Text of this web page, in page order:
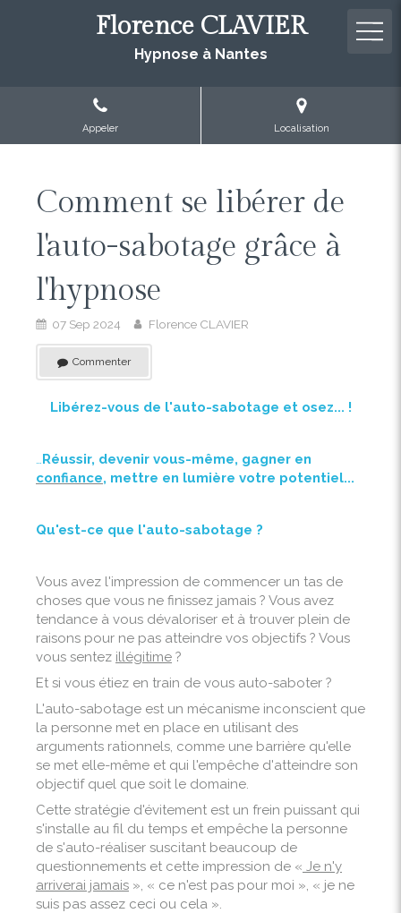
Florence CLAVIER
Hypnose à Nantes
Appeler Localisation
Comment se libérer de
l'auto-sabotage grâce à
l'hypnose
07 Sep 2024 Florence CLAVIER
Commenter
Libérez-vous de l'auto-sabotage et osez... !
…Réussir, devenir vous-même, gagner en
confiance, mettre en lumière votre potentiel...
Qu'est-ce que l'auto-sabotage ?
Vous avez l'impression de commencer un tas de
choses que vous ne finissez jamais ? Vous avez
tendance à vous dévaloriser et à trouver plein de
raisons pour ne pas atteindre vos objectifs ? Vous
vous sentez illégitime ?
Et si vous étiez en train de vous auto-saboter ?
L'auto-sabotage est un mécanisme inconscient que
la personne met en place en utilisant des
arguments rationnels, comme une barrière qu'elle
se met elle-même et qui l'empêche d'atteindre son
objectif quel que soit le domaine.
Cette stratégie d'évitement est un frein puissant qui
s'installe au fil du temps et empêche la personne
de s'auto-réaliser suscitant beaucoup de
questionnements et cette impression de « Je n'y
arriverai jamais », « ce n'est pas pour moi », « je ne
suis pas assez ceci ou cela ».